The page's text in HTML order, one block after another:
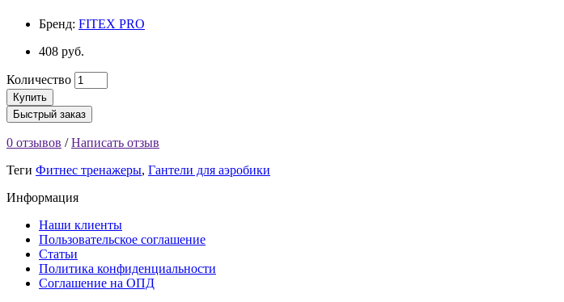
Бренд: FITEX PRO
408 руб.
Количество
Купить
Быстрый заказ
0 отзывов /Написать отзыв
Теги Фитнес тренажеры, Гантели для аэробики
Информация
Наши клиенты
Пользовательское соглашение
Статьи
Политика конфиденциальности
Соглашение на ОПД